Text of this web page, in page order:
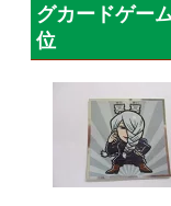
グカードゲー
位